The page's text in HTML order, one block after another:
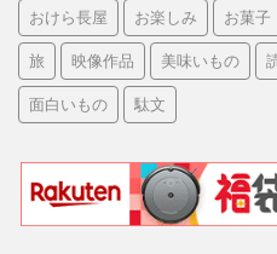
おけら長屋 お楽しみ お菓子
旅 映像作品 美味いもの
面白いもの 駄文